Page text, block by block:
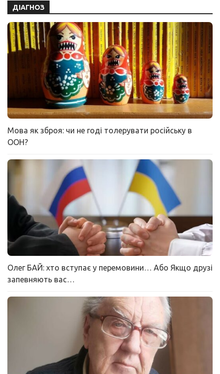
ДІАГНОЗ
Мова як зброя: чи не годі толерувати російську в
ООН?
Олег БАЙ: хто вступає у перемовини… Або Якщо друзі
запевняють вас…